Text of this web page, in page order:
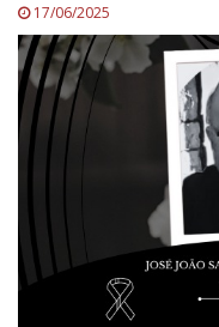
17/06/2025